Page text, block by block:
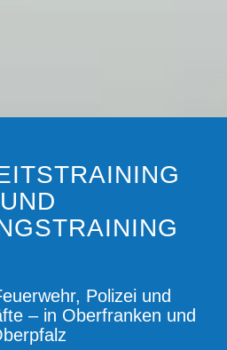
UND
Polizei und
– in Oberfranken und